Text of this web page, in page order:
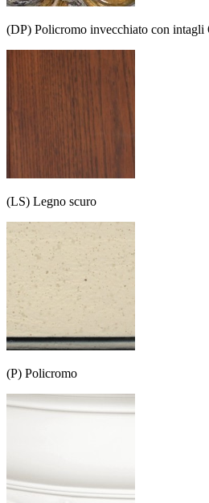
(DP) Policromo invecchiato con intagli
(LS) Legno scuro
(P) Policromo